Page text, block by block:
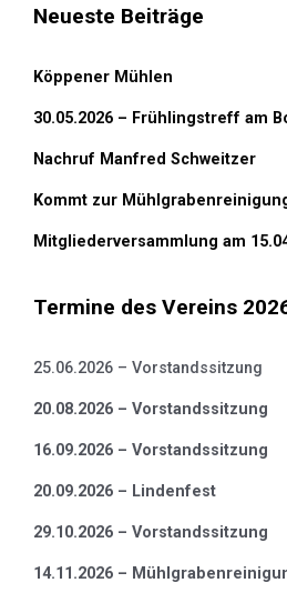
Neueste Beiträge
Köppener Mühlen
30.05.2026 – Frühlingstreff am
Nachruf Manfred Schweitzer
Kommt zur
Mitgliederversammlung am
Termine des Vereins
25.06.2026 – Vorstandssitzung
20.08.2026 – Vorstandssitzung
16.09.2026 – Vorstandssitzung
20.09.2026 – Lindenfest
29.10.2026 – Vorstandssitzung
14.11.2026 –